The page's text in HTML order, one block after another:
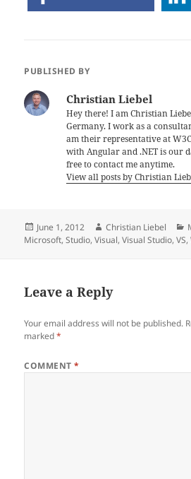
PUBLISHED BY
Christian Liebel
Hey there! I am Christian
Germany. I work as a
am their representative at
with Angular and .NET is our
free to contact me anytime.
View all posts by Christian
Posted
on
June 1, 2012 Author
Christian Liebel
Microsoft,Studio,Visual,Visual Studio,VS,
Leave a Reply
Your email address will not be published.
marked*
COMMENT*